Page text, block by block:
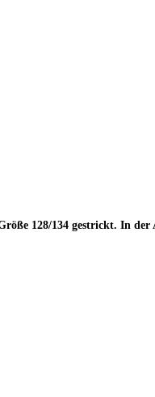
128/134 gestrickt. In der